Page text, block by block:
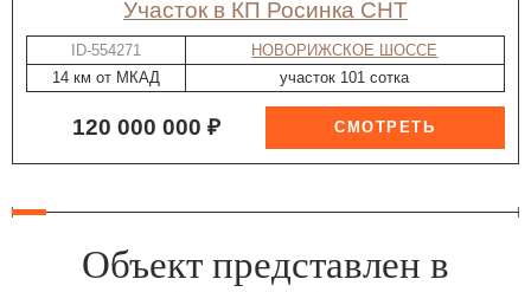
участок в КП Росинка СНТ
ID-554271
НОВОРИЖСКОЕ ШОССЕ
14 км от МКАД
участок 101 сотка
120 000 000 ₽
Объект представлен в